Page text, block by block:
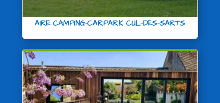
AIRE CAMPING-CARPARK CUL-DES-SARTS